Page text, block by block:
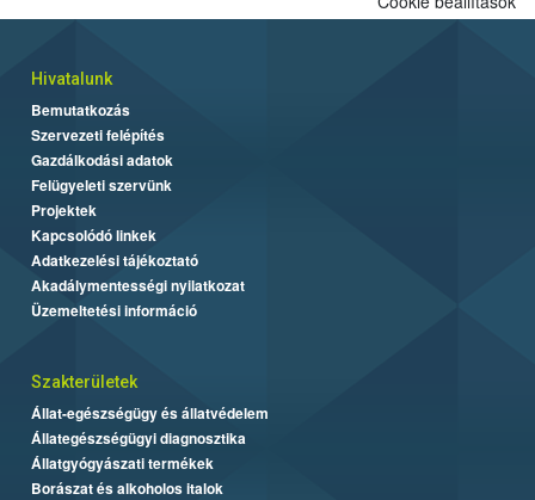
Hivatalunk
Bemutatkozás
Szervezeti felépítés
Gazdálkodási adatok
Felügyeleti szervünk
Projektek
Kapcsolódó linkek
Adatkezelési tájékoztató
Akadálymentességi nyilatkozat
Üzemeltetési információ
Szakterületek
Állat-egészségügy és állatvédelem
Állategészségügyi diagnosztika
Állatgyógyászati termékek
Borászat és alkoholos italok